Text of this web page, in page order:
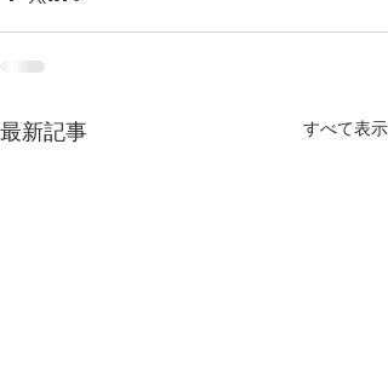
最新記事 すべて表示